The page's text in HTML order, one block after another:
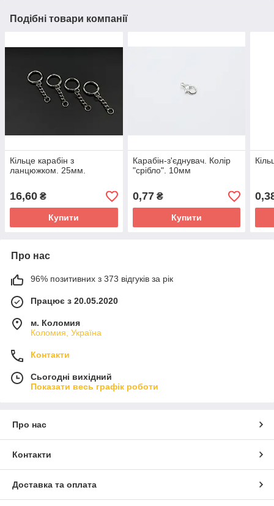
Подібні товари компанії
Кільце карабін з
ланцюжком. 25мм.
16,60 ₴
Купити
Карабін-з'єднувач. Колір
"срібло". 10мм
0,77₴
Купити
Про нас
96% позитивних з 373 відгуків за рік
Працює з 20.05.2020
м. Коломия
Коломия, Україна
Контакти
Сьогодні вихідний
Показати весь графік роботи
Про нас
Контакти
Доставка та оплата